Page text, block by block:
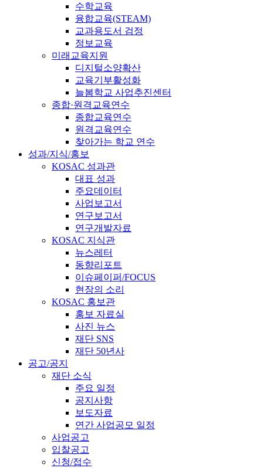
수학교육
융합교육(STEAM)
교과용도서 검정
정보교육
미래교육지원
디지털소양확산
교육기부활성화
늘봄학교 사업추진센터
종합·원격교육연수
종합교육연수
원격교육연수
찾아가는 학교 연수
성과/지식/홍보
KOSAC 성과관
대표 성과
주요데이터
사업보고서
연구보고서
연구개발자료
KOSAC 지식관
뉴스레터
동향리포트
이슈페이퍼/FOCUS
현장의 소리
KOSAC 홍보관
홍보 자료실
사진 뉴스
재단 SNS
재단 50년사
공고/공지
재단 소식
주요 일정
공지사항
보도자료
연간 사업공모 일정
사업공고
입찰공고
신청/접수